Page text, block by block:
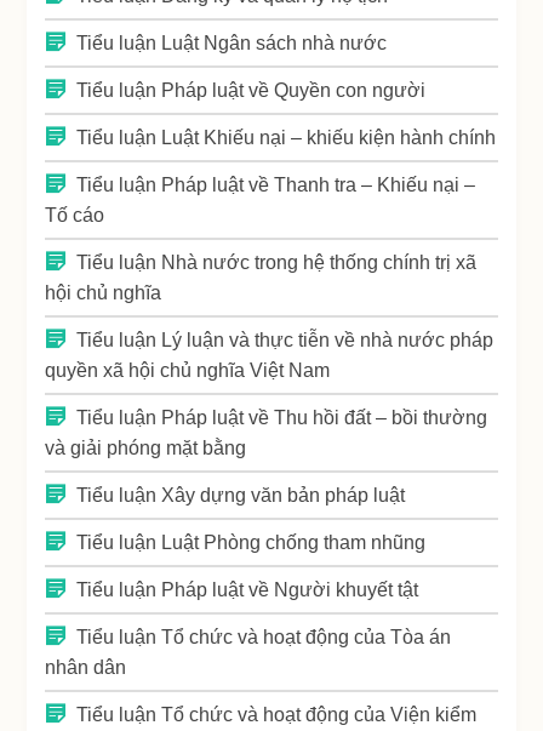
Tiểu luận Luật Ngân sách nhà nước
Tiểu luận Pháp luật về Quyền con người
Tiểu luận Luật Khiếu nại – khiếu kiện hành chính
Tiểu luận Pháp luật về Thanh tra – Khiếu nại –
Tố cáo
Tiểu luận Nhà nước trong hệ thống chính trị xã
hội chủ nghĩa
Tiểu luận Lý luận và thực tiễn về nhà nước pháp
quyền xã hội chủ nghĩa Việt Nam
Tiểu luận Pháp luật về Thu hồi đất – bồi thường
và giải phóng mặt bằng
Tiểu luận Xây dựng văn bản pháp luật
Tiểu luận Luật Phòng chống tham nhũng
Tiểu luận Pháp luật về Người khuyết tật
Tiểu luận Tổ chức và hoạt động của Tòa án
nhân dân
Tiểu luận Tổ chức và hoạt động của Viện kiểm